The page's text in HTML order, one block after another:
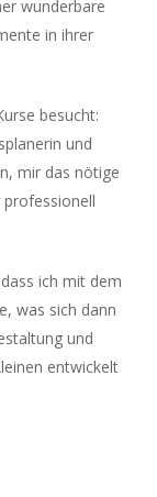
wunderbare
in ihrer
besucht:
und
mir das nötige
professionell
ich mit dem
was sich dann
und
entwickelt